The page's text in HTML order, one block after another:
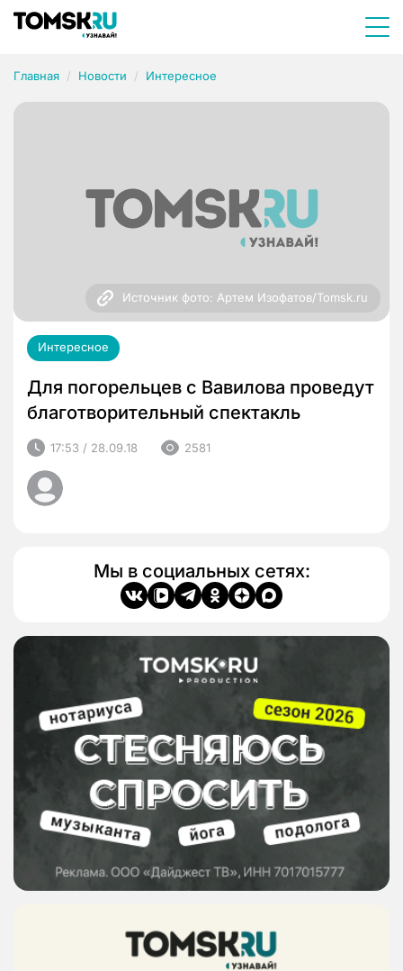
Главная Новости Интересное
Источник фото: Артем Изофатов/Tomsk.ru
Интересное
Для погорельцев с Вавилова проведут
благотворительный спектакль
17:53 / 28.09.18 2581
Мы в социальных сетях: